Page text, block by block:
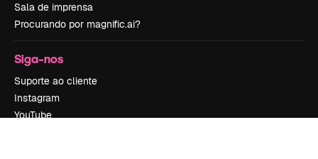
Sala de imprensa
Procurando por magnific.ai?
Siga-nos
Suporte ao cliente
Instagram
YouTube